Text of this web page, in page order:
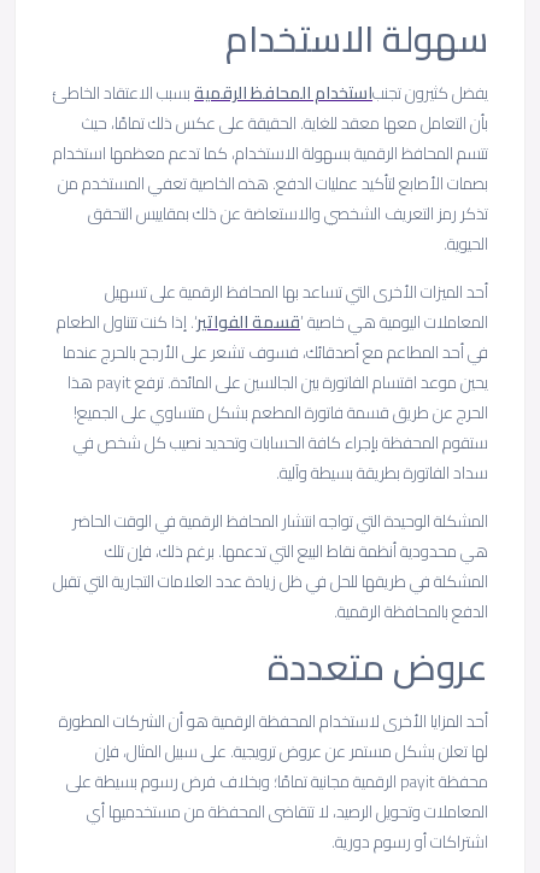
سهولة الاستخدام
يفضل كثيرون تجنباستخدام المحافظ الرقميةبسبب الاعتقاد الخاطئ
بأن التعامل معها معقد للغاية. الحقيقة على عكس ذلك تمامًا، حيث
تتسم المحافظ الرقمية بسهولة الاستخدام، كما تدعم معظمها استخدام
بصمات الأصابع لتأكيد عمليات الدفع. هذه الخاصية تعفي المستخدم من
تذكر رمز التعريف الشخصي والاستعاضة عن ذلك بمقاييس التحقق
الحيوية.
أحد الميزات الأخرى التي تساعد بها المحافظ الرقمية على تسهيل
المعاملات اليومية هي خاصية ’قسمة الفواتير‘. إذا كنت تتناول الطعام
في أحد المطاعم مع أصدقائك، فسوف تشعر على الأرجح بالحرج عندما
يحين موعد اقتسام الفاتورة بين الجالسين على المائدة. ترفع payit هذا
الحرج عن طريق قسمة فاتورة المطعم بشكل متساوي على الجميع!
ستقوم المحفظة بإجراء كافة الحسابات وتحديد نصيب كل شخص في
سداد الفاتورة بطريقة بسيطة وآلية.
المشكلة الوحيدة التي تواجه انتشار المحافظ الرقمية في الوقت الحاضر
هي محدودية أنظمة نقاط البيع التي تدعمها. برغم ذلك، فإن تلك
المشكلة في طريقها للحل في ظل زيادة عدد العلامات التجارية التي تقبل
الدفع بالمحافظة الرقمية.
عروض متعددة
أحد المزايا الأخرى لاستخدام المحفظة الرقمية هو أن الشركات المطورة
لها تعلن بشكل مستمر عن عروض ترويجية. على سبيل المثال، فإن
محفظة payit الرقمية مجانية تمامًا؛ وبخلاف فرض رسوم بسيطة على
المعاملات وتحويل الرصيد، لا تتقاضى المحفظة من مستخدميها أي
اشتراكات أو رسوم دورية.